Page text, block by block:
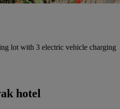
lot with 3 electric vehicle charging
hotel